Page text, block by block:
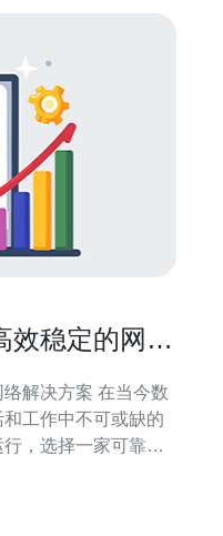
效稳定的网络
案 在当今数
工作中不可或缺的
，选择一家可靠的
解决方案而闻名。